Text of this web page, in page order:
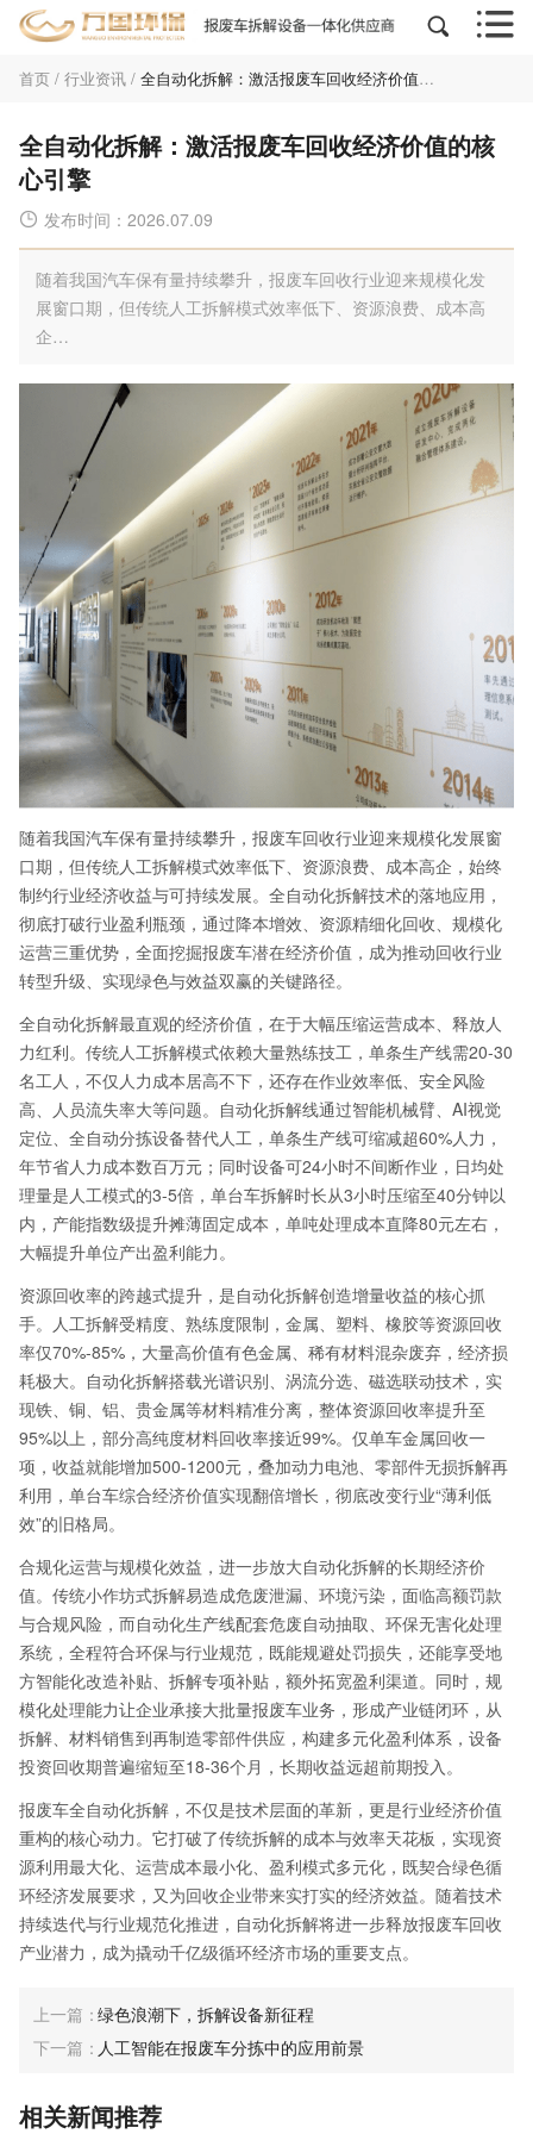
 
首页 / 行业资讯 / 全自动化拆解：激活报废车回收经济价值的核心引擎
全自动化拆解：激活报废车回收经济价值的核
心引擎
 发布时间：2026.07.09
随着我国汽车保有量持续攀升，报废车回收行业迎来规模化发
展窗口期，但传统人工拆解模式效率低下、资源浪费、成本高
企…
随着我国汽车保有量持续攀升，报废车回收行业迎来规模化发展窗
口期，但传统人工拆解模式效率低下、资源浪费、成本高企，始终
制约行业经济收益与可持续发展。全自动化拆解技术的落地应用，
彻底打破行业盈利瓶颈，通过降本增效、资源精细化回收、规模化
运营三重优势，全面挖掘报废车潜在经济价值，成为推动回收行业
转型升级、实现绿色与效益双赢的关键路径。
全自动化拆解最直观的经济价值，在于大幅压缩运营成本、释放人
力红利。传统人工拆解模式依赖大量熟练技工，单条生产线需20-30
名工人，不仅人力成本居高不下，还存在作业效率低、安全风险
高、人员流失率大等问题。自动化拆解线通过智能机械臂、AI视觉
定位、全自动分拣设备替代人工，单条生产线可缩减超60%人力，
年节省人力成本数百万元；同时设备可24小时不间断作业，日均处
理量是人工模式的3-5倍，单台车拆解时长从3小时压缩至40分钟以
内，产能指数级提升摊薄固定成本，单吨处理成本直降80元左右，
大幅提升单位产出盈利能力。
资源回收率的跨越式提升，是自动化拆解创造增量收益的核心抓
手。人工拆解受精度、熟练度限制，金属、塑料、橡胶等资源回收
率仅70%-85%，大量高价值有色金属、稀有材料混杂废弃，经济损
耗极大。自动化拆解搭载光谱识别、涡流分选、磁选联动技术，实
现铁、铜、铝、贵金属等材料精准分离，整体资源回收率提升至
95%以上，部分高纯度材料回收率接近99%。仅单车金属回收一
项，收益就能增加500-1200元，叠加动力电池、零部件无损拆解再
利用，单台车综合经济价值实现翻倍增长，彻底改变行业“薄利低
效”的旧格局。
合规化运营与规模化效益，进一步放大自动化拆解的长期经济价
值。传统小作坊式拆解易造成危废泄漏、环境污染，面临高额罚款
与合规风险，而自动化生产线配套危废自动抽取、环保无害化处理
系统，全程符合环保与行业规范，既能规避处罚损失，还能享受地
方智能化改造补贴、拆解专项补贴，额外拓宽盈利渠道。同时，规
模化处理能力让企业承接大批量报废车业务，形成产业链闭环，从
拆解、材料销售到再制造零部件供应，构建多元化盈利体系，设备
投资回收期普遍缩短至18-36个月，长期收益远超前期投入。
报废车全自动化拆解，不仅是技术层面的革新，更是行业经济价值
重构的核心动力。它打破了传统拆解的成本与效率天花板，实现资
源利用最大化、运营成本最小化、盈利模式多元化，既契合绿色循
环经济发展要求，又为回收企业带来实打实的经济效益。随着技术
持续迭代与行业规范化推进，自动化拆解将进一步释放报废车回收
产业潜力，成为撬动千亿级循环经济市场的重要支点。
绿色浪潮下，拆解设备新征程
人工智能在报废车分拣中的应用前景
相关新闻推荐